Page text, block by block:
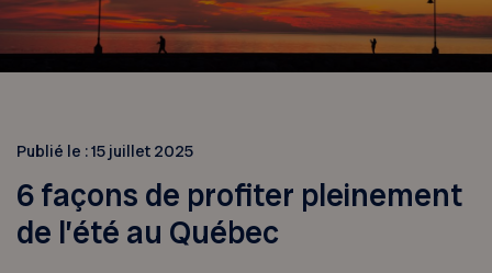
Publié le :15 juillet 2025
6 façons de profiter pleinement
de l’été au Québec